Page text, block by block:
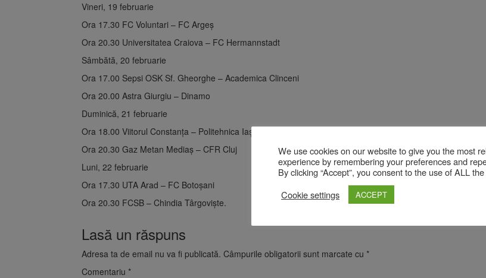
Vineri, 19 februarie
Ora 17.30 FC Voluntari – FC Argeș
Ora 20.30 Universitatea Craiova – FC Hermannstadt
Sâmbătă, 20 februarie
Ora 17.00 Sepsi OSK Sf. Gheorghe – Academica Clinceni
Ora 20.00 Astra Giurgiu – Dinamo
Duminică, 21 februarie
Ora 18.00 Viitorul Constanța – Politehnica Iași
Ora 20.30 Gaz Metan Mediaș – CFR Cluj
Luni, 22 februarie
Ora 17.30 UTA Arad – FC Botoșani
Ora 20.30 FCSB – Chindia Târgoviște.
Lasă un răspuns
Adresa ta de email nu va fi publicată. Câmpurile obligatorii sunt marcate cu *
Comentariu *
We use cookies on our website to give you the most
experience by remembering your preferences and
By clicking “Accept”, you consent to the use of ALL
Cookie settings
ACCEPT